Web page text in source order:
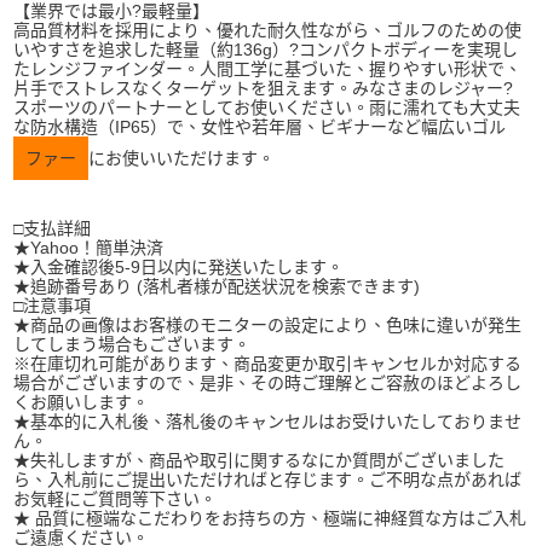
【業界では最小?最軽量】
高品質材料を採用により、優れた耐久性ながら、ゴルフのための使
いやすさを追求した軽量（約136g）?コンパクトボディーを実現し
たレンジファインダー。人間工学に基づいた、握りやすい形状で、
片手でストレスなくターゲットを狙えます。みなさまのレジャー?
スポーツのパートナーとしてお使いください。雨に濡れても大丈夫
な防水構造（IP65）で、女性や若年層、ビギナーなど幅広いゴル
ファー
にお使いいただけます。
□支払詳細
★Yahoo！簡単決済
★入金確認後5-9日以内に発送いたします。
★追跡番号あり (落札者様が配送状況を検索できます)
□注意事項
★商品の画像はお客様のモニターの設定により、色味に違いが発生
してしまう場合もございます。
※在庫切れ可能があります、商品変更か取引キャンセルか対応する
場合がございますので、是非、その時ご理解とご容赦のほどよろし
くお願いします。
★基本的に入札後、落札後のキャンセルはお受けいたしておりませ
ん。
★失礼しますが、商品や取引に関するなにか質問がございました
ら、入札前にご提出いただければと存じます。ご不明な点があれば
お気軽にご質問等下さい。
★ 品質に極端なこだわりをお持ちの方、極端に神経質な方はご入札
ご遠慮ください。